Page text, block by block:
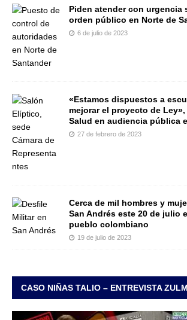
Piden atender con urgencia
orden público en Norte de
6 de julio de 2023
«Estamos dispuestos a
mejorar el proyecto de
Salud en audiencia pública
27 de febrero de 2023
Cerca de mil hombres y
San Andrés este 20 de julio
pueblo colombiano
19 de julio de 2023
CASO NIÑAS TALIO – ENTREVISTA